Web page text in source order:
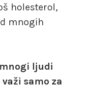
holesterol,
mnogih
ljudi
samo za